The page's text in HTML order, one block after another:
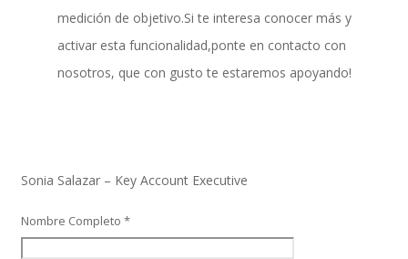
SAP NetWeaver
medición de objetivo.Si te interesa conocer más y
activar esta funcionalidad,ponte en contacto con
nosotros, que con gusto te estaremos apoyando!
Sonia Salazar – Key Account Executive
Nombre Completo *